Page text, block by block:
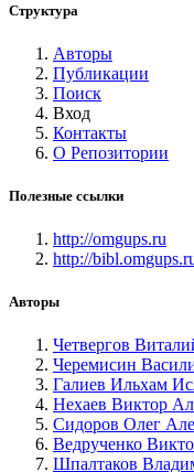
Структура
Авторы
Публикации
Поиск
Вход
Контакты
О Репозитории
Полезные ссылки
http://omgups.ru
http://
Авторы
Четвергов
Черемисин
Галиев Ильхам
Нехаев Виктор
Сидоров Олег
Ведрученко
Шпалтаков